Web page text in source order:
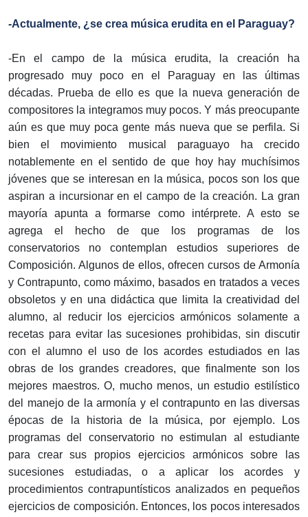
-Actualmente, ¿se crea música erudita en el Paraguay?
-En el campo de la música erudita, la creación ha
progresado muy poco en el Paraguay en las últimas
décadas. Prueba de ello es que la nueva generación de
compositores la integramos muy pocos. Y más preocupante
aún es que muy poca gente más nueva que se perfila. Si
bien el movimiento musical paraguayo ha crecido
notablemente en el sentido de que hoy hay muchísimos
jóvenes que se interesan en la música, pocos son los que
aspiran a incursionar en el campo de la creación. La gran
mayoría apunta a formarse como intérprete. A esto se
agrega el hecho de que los programas de los
conservatorios no contemplan estudios superiores de
Composición. Algunos de ellos, ofrecen cursos de Armonía
y Contrapunto, como máximo, basados en tratados a veces
obsoletos y en una didáctica que limita la creatividad del
alumno, al reducir los ejercicios armónicos solamente a
recetas para evitar las sucesiones prohibidas, sin discutir
con el alumno el uso de los acordes estudiados en las
obras de los grandes creadores, que finalmente son los
mejores maestros. O, mucho menos, un estudio estilístico
del manejo de la armonía y el contrapunto en las diversas
épocas de la historia de la música, por ejemplo. Los
programas del conservatorio no estimulan al estudiante
para crear sus propios ejercicios armónicos sobre las
sucesiones estudiadas, o a aplicar los acordes y
procedimientos contrapuntísticos analizados en pequeños
ejercicios de composición. Entonces, los pocos interesados